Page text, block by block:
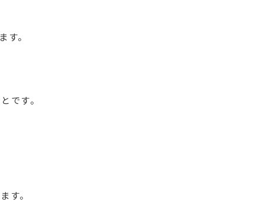
。
です。
す。